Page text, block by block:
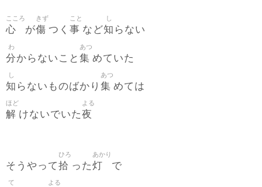
心
こころ
が傷
きず
つく 事
こと
など知
し
らない
分
わ
からないこと 集
あつ
めていた
知
し
らないものばかり 集
あつ
めては
解
ほど
けないでいた夜
よる
そうやって拾
ひろ
った灯
あかり
で
て よる